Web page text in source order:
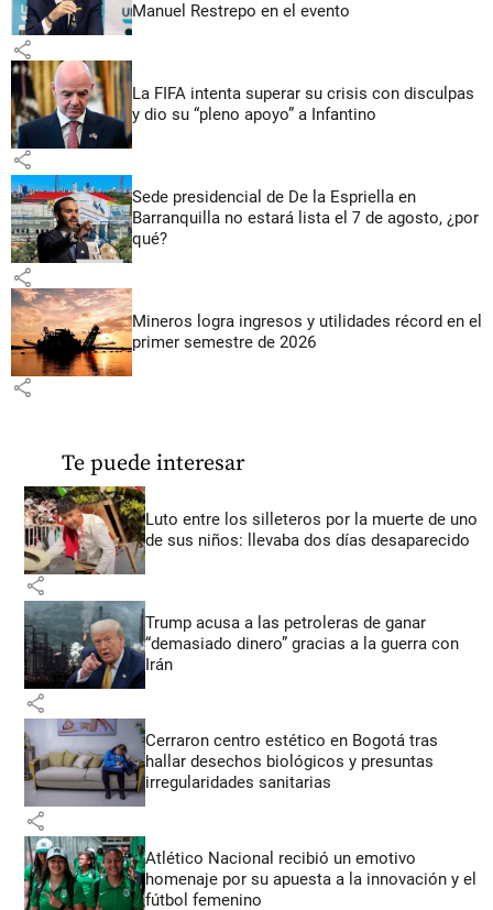
Manuel Restrepo en el evento
share
La FIFA intenta superar su crisis con disculpas
y dio su “pleno apoyo” a Infantino
share
Sede presidencial de De la Espriella en
Barranquilla no estará lista el 7 de agosto, ¿por
qué?
share
Mineros logra ingresos y utilidades récord en el
primer semestre de 2026
share
Te puede interesar
Luto entre los silleteros por la muerte de uno
de sus niños: llevaba dos días desaparecido
share
Trump acusa a las petroleras de ganar
“demasiado dinero” gracias a la guerra con
Irán
share
Cerraron centro estético en Bogotá tras
hallar desechos biológicos y presuntas
irregularidades sanitarias
share
Atlético Nacional recibió un emotivo
homenaje por su apuesta a la innovación y el
fútbol femenino